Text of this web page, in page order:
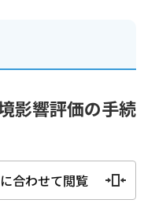
影響評価の手続
合わせて閲覧